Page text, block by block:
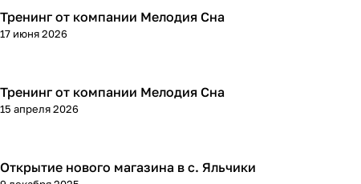
Тренинг от компании Мелодия Сна
17 июня 2026
Тренинг от компании Мелодия Сна
15 апреля 2026
Открытие нового магазина в с. Яльчики